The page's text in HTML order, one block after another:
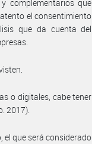
complementarios que
el consentimiento
que da cuenta del
o digitales, cabe tener
2017).
el que será considerado